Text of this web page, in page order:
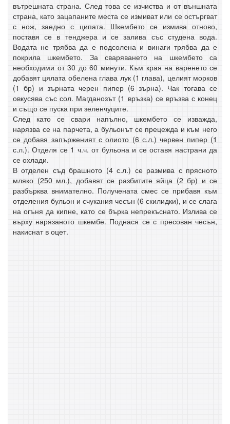
вътрешната страна. След това се изчиства и от външната
страна, като зацапаните места се измиват или се остъргват
с нож, заедно с ципата. Шкембето се измива отново,
поставя се в тенджера и се залива със студена вода.
Водата не трябва да е подсолена и винаги трябва да е
покрила шкембето. За сваряването на шкембето са
необходими от 30 до 60 минути. Към края на варенето се
добавят цялата обелена глава лук (1 глава), целият морков
(1 бр) и зърната черен пипер (6 зърна). Чак тогава се
овкусява със сол. Магданозът (1 връзка) се връзва с конец
и също се пуска при зеленчуците.
След като се свари напълно, шкембето се изважда,
нарязва се на парчета, а бульонът се прецежда и към него
се добавя запърженият с олиото (6 с.л.) червен пипер (1
с.л.). Отделя се 1 ч.ч. от бульона и се оставя настрани да
се охлади.
В отделен съд брашното (4 с.л.) се размива с прясното
мляко (250 мл.), добавят се разбитите яйца (2 бр) и се
разбърква внимателно. Получената смес се прибавя към
отделения бульон и счукания чесън (6 скилидки), и се слага
на огъня да кипне, като се бърка непрекъснато. Излива се
върху нарязаното шкембе. Поднася се с пресован чесън,
накиснат в оцет.